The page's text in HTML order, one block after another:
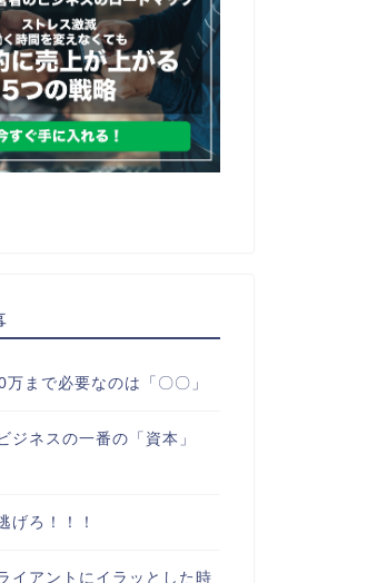
まで必要なのは「〇〇」
ジネスの一番の「資本」
げろ！！！
イアントにイラッとした時